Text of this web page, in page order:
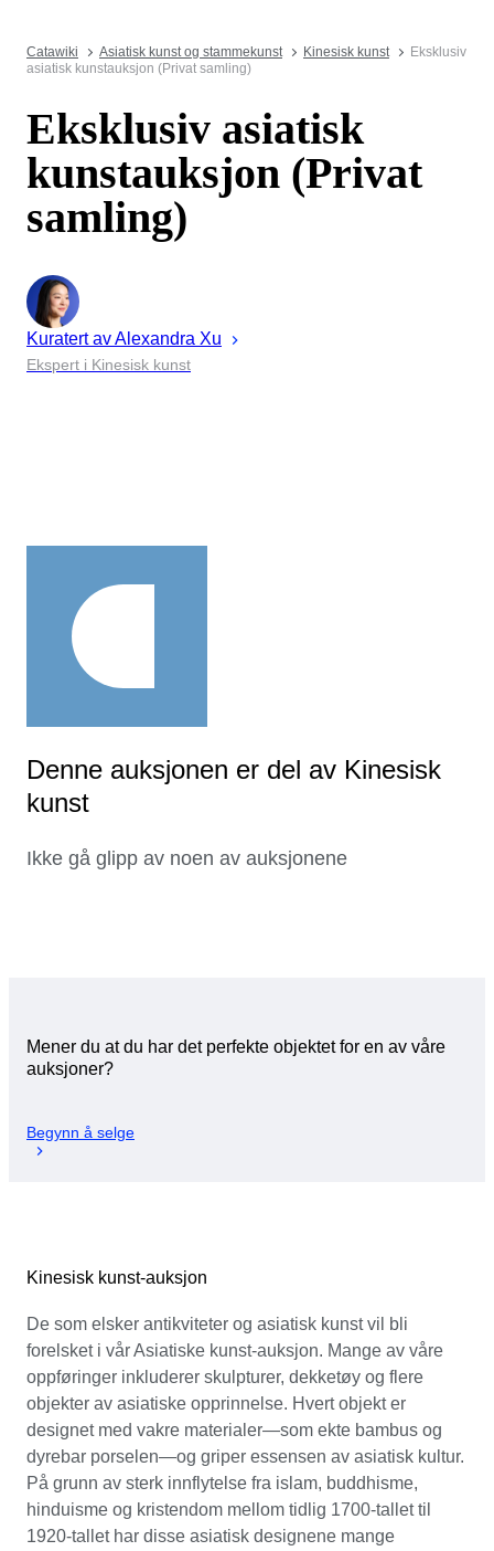
Catawiki Asiatisk kunst og stammekunst Kinesisk kunst
Eksklusiv
asiatisk kunstauksjon (Privat samling)
Eksklusiv asiatisk
kunstauksjon (Privat
samling)
Kuratert avAlexandra Xu
Ekspert i Kinesisk kunst
Denne auksjonen er del av Kinesisk
kunst
Ikke gå glipp av noen av auksjonene
Mener du at du har det perfekte objektet for en av våre
auksjoner?
Begynn å selge
Kinesisk kunst-auksjon
De som elsker antikviteter og asiatisk kunst vil bli
forelsket i vår Asiatiske kunst-auksjon. Mange av våre
oppføringer inkluderer skulpturer, dekketøy og flere
objekter av asiatiske opprinnelse. Hvert objekt er
designet med vakre materialer—som ekte bambus og
dyrebar porselen—og griper essensen av asiatisk kultur.
På grunn av sterk innflytelse fra islam, buddhisme,
hinduisme og kristendom mellom tidlig 1700-tallet til
1920-tallet har disse asiatisk designene mange